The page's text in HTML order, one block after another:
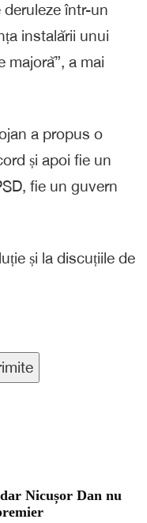
într-un
instalării unui
majoră”, a mai
a propus o
și apoi fie un
fie un guvern
și la discuțiile de
Nicușor Dan nu